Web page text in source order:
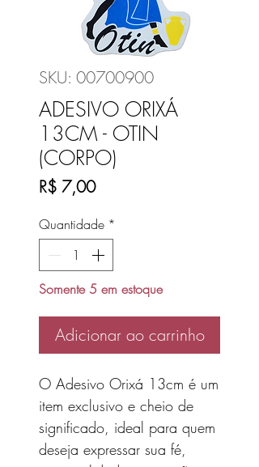
SKU: 00700900
ADESIVO ORIXÁ
13CM - OTIN
(CORPO)
R$ 7,00Preço
Quantidade *
Somente 5 em estoque
Adicionar ao carrinho
O Adesivo Orixá 13cm é um
item exclusivo e cheio de
significado, ideal para quem
deseja expressar sua fé,